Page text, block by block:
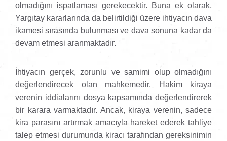
olmadığını ispatlaması gerekecektir. Buna ek olarak,
Yargıtay kararlarında da belirtildiği üzere ihtiyacın dava
ikamesi sırasında bulunması ve dava sonuna kadar da
devam etmesi aranmaktadır.
İhtiyacın gerçek, zorunlu ve samimi olup olmadığını
değerlendirecek olan mahkemedir. Hakim kiraya
verenin iddialarını dosya kapsamında değerlendirerek
bir karara varmaktadır. Ancak, kiraya verenin, sadece
kira parasını artırmak amacıyla hareket ederek tahliye
talep etmesi durumunda kiracı tarafından gereksinimin